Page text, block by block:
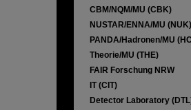
CBM/NQM/MU (CBK)
NUSTAR/ENNA/MU (NUK)
PANDA/Hadronen/MU
Theorie/MU (THE)
FAIR Forschung NRW
IT (CIT)
Detector Laboratory